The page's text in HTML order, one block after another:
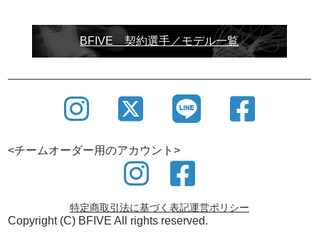
BFIVE 契約選手／モデル一覧
<チームオーダー用のアカウント>
特定商取引法に基づく表記運営ポリシー
Copyright (C) BFIVE All rights reserved.